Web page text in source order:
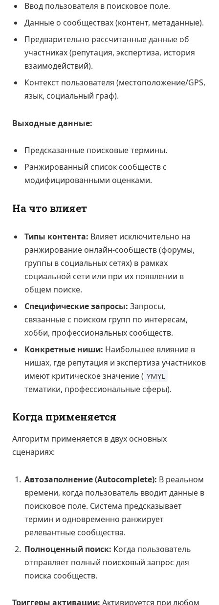
Ввод пользователя в поисковое поле.
Данные о сообществах (контент, метаданные).
Предварительно рассчитанные данные об
участниках (репутация, экспертиза, история
взаимодействий).
Контекст пользователя (местоположение/GPS,
язык, социальный граф).
Выходные данные:
Предсказанные поисковые термины.
Ранжированный список сообществ с
модифицированными оценками.
На что влияет
Типы контента: Влияет исключительно на
ранжирование онлайн-сообществ (форумы,
группы в социальных сетях) в рамках
социальной сети или при их появлении в
общем поиске.
Специфические запросы: Запросы,
связанные с поиском групп по интересам,
хобби, профессиональных сообществ.
Конкретные ниши: Наибольшее влияние в
нишах, где репутация и экспертиза участников
имеют критическое значение ( YMYL
тематики, профессиональные сферы).
Когда применяется
Алгоритм применяется в двух основных
сценариях:
Автозаполнение (Autocomplete): В реальном
времени, когда пользователь вводит данные в
поисковое поле. Система предсказывает
термин и одновременно ранжирует
релевантные сообщества.
Полноценный поиск: Когда пользователь
отправляет полный поисковый запрос для
поиска сообществ.
Триггеры активации: Активируется при любом